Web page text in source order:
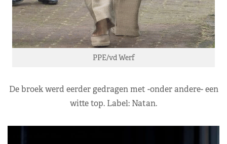
PPE/vd Werf
De broek werd eerder gedragen met -onder andere- een
witte top. Label: Natan.